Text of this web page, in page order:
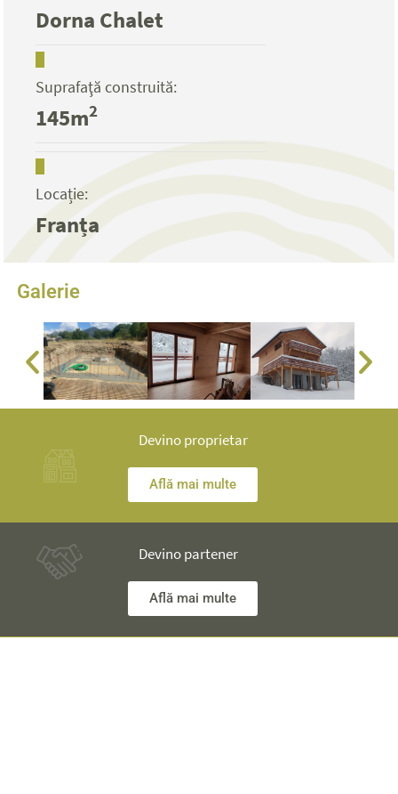
Dorna Chalet
Suprafaţă construită:
145m2
Locație:
Franța
Galerie
Devino proprietar
Află mai multe
Devino partener
Află mai multe